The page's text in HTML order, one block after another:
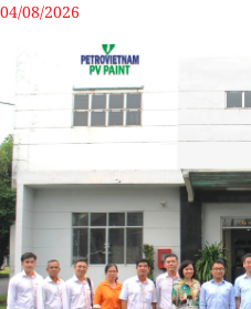
04/08/2026